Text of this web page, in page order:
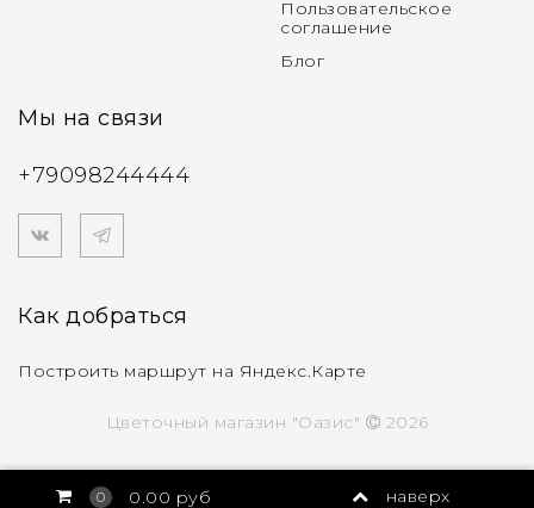
Пользовательское
соглашение
Блог
Мы на связи
+79098244444
Как добраться
Построить маршрут на Яндекс.Карте
Цветочный магазин "Оазис" 2026
0 0.00 руб наверх